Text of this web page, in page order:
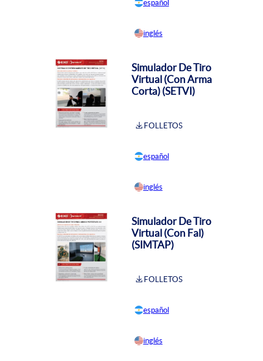
español
inglés
Simulador De Tiro
Virtual (Con Arma
Corta) (SETVI)
FOLLETOS
español
inglés
Simulador De Tiro
Virtual (Con Fal)
(SIMTAP)
FOLLETOS
español
inglés